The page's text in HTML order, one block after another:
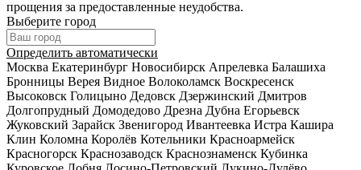
прощения за предоставленные неудобства.
Выберите город
Определить автоматически
Москва Екатеринбург Новосибирск Апрелевка Балашиха
Бронницы Верея Видное Волоколамск Воскресенск
Высоковск Голицыно Дедовск Дзержинский Дмитров
Долгопрудный Домодедово Дрезна Дубна Егорьевск
Жуковский Зарайск Звенигород Ивантеевка Истра Кашира
Клин Коломна Королёв Котельники Красноармейск
Красногорск Краснозаводск Краснознаменск Кубинка